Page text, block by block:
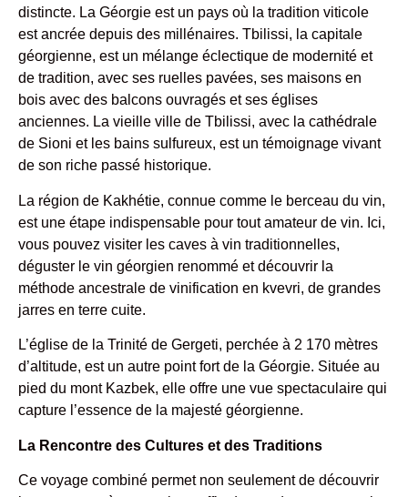
distincte. La Géorgie est un pays où la tradition viticole
est ancrée depuis des millénaires. Tbilissi, la capitale
géorgienne, est un mélange éclectique de modernité et
de tradition, avec ses ruelles pavées, ses maisons en
bois avec des balcons ouvragés et ses églises
anciennes. La vieille ville de Tbilissi, avec la cathédrale
de Sioni et les bains sulfureux, est un témoignage vivant
de son riche passé historique.
La région de Kakhétie, connue comme le berceau du vin,
est une étape indispensable pour tout amateur de vin. Ici,
vous pouvez visiter les caves à vin traditionnelles,
déguster le vin géorgien renommé et découvrir la
méthode ancestrale de vinification en kvevri, de grandes
jarres en terre cuite.
L’église de la Trinité de Gergeti, perchée à 2 170 mètres
d’altitude, est un autre point fort de la Géorgie. Située au
pied du mont Kazbek, elle offre une vue spectaculaire qui
capture l’essence de la majesté géorgienne.
La Rencontre des Cultures et des Traditions
Ce voyage combiné permet non seulement de découvrir